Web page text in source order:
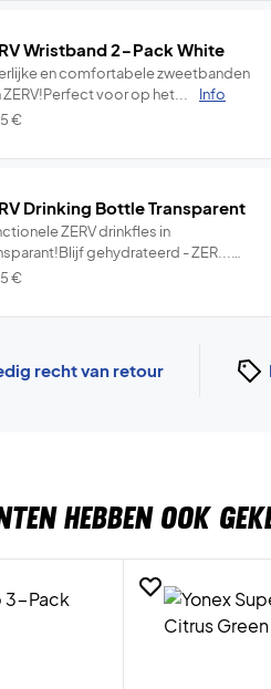
Wristband 2-Pack White
en comfortabele zweetbanden
ZERV!Perfect voor op het...
Info
€
Drinking Bottle Transparent
ZERV drinkfles in
gehydrateerd - ZER...
€
recht van retour
HEBBEN OOK